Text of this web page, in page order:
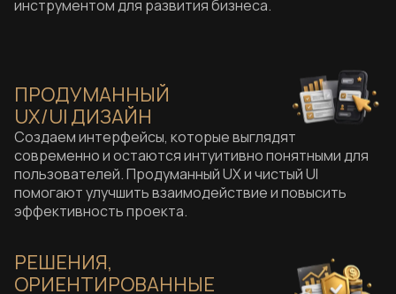
инструментом для развития бизнеса.
ПРОДУМАННЫЙ
UX/UI ДИЗАЙН
Создаем интерфейсы, которые выглядят
современно и остаются интуитивно понятными для
пользователей. Продуманный UX и чистый UI
помогают улучшить взаимодействие и повысить
эффективность проекта.
РЕШЕНИЯ,
ОРИЕНТИРОВАННЫЕ